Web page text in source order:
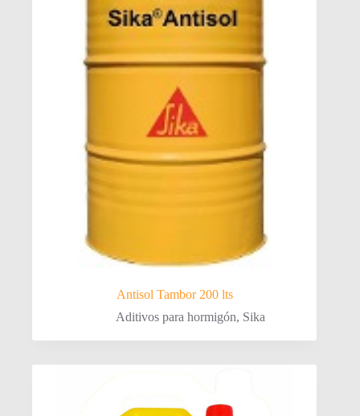
Antisol Tambor 200 lts
Aditivos para hormigón, Sika